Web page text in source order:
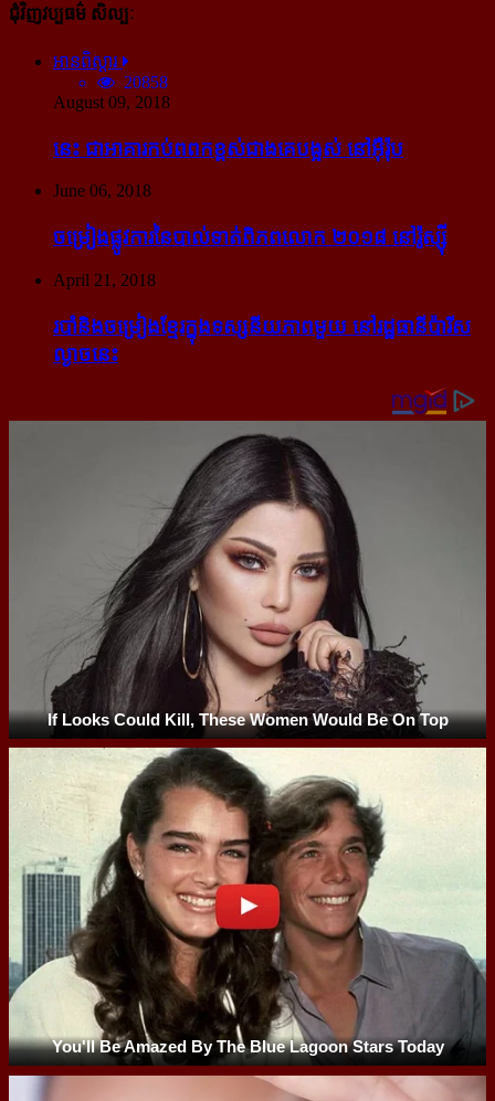
ជុំវិញវប្បធម៌ សិល្បៈ
អានពិស្ដារ
20858
August 09, 2018
នេះ ជា​អាគារ​កប់​ពពក​ខ្ពស់​ជាង​គេ​បង្អស់ នៅ​អ៊ឺរ៉ុប
June 06, 2018
ចម្រៀង​ផ្លូវការ​នៃ​បាល់ទាត់​ពិភពលោក ២០១៨ នៅ​រ៉ូស្ស៊ី
April 21, 2018
របាំ​និង​ចម្រៀង​ខ្មែរ​ក្នុង​ទស្សនីយភាព​មួយ នៅ​រដ្ឋធានី​ប៉ារីស​
ល្ងាច​នេះ